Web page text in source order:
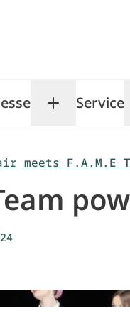
TOP Salon
ToggleService
meets F.A.M.E